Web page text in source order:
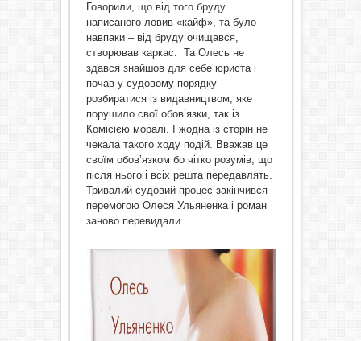
Говорили, що від того бруду
написаного ловив «кайф», та було
навпаки – від бруду очищався,
створював каркас. Та Олесь не
здався знайшов для себе юриста і
почав у судовому порядку
розбиратися із видавництвом, яке
порушило свої обов’язки, так із
Комісією моралі. І жодна із сторін не
чекала такого ходу подій. Вважав це
своїм обов’язком бо чітко розумів, що
після нього і всіх решта передавлять.
Тривалий судовий процес закінчився
перемогою Олеся Ульяненка і роман
заново перевидали.